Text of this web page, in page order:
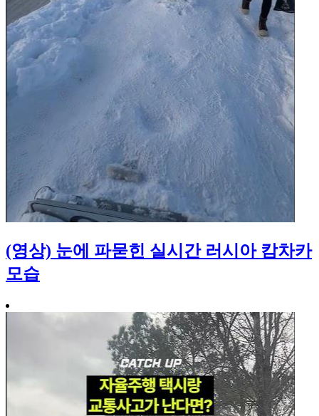
(영상) 눈에 파묻힌 실시간 러시아 캄차카
모습